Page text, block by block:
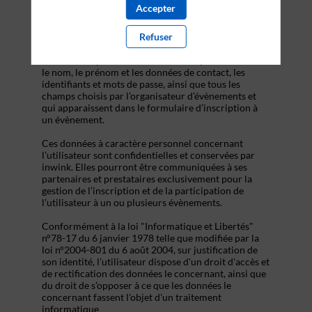
évènement, et de consulter les informations relatives
à l’organisation pratique et logistique d’un
le nom, le prénom et les données de contact, les
identifiants et mots de passe, ainsi que tous les
champs choisis par l’organisateur d’évènements et
qui apparaissent dans le formulaire d’inscription à
un évènement.
Ces données à caractère personnel concernant
l’utilisateur sont confidentielles et conservées par
inwink. Elles pourront être communiquées à ses
partenaires et prestataires exclusivement pour la
gestion de l’inscription et de la participation de
l’utilisateur à un ou plusieurs évènements.
Conformément à la loi "Informatique et Libertés"
n°78-17 du 6 janvier 1978 telle que modifiée par la
loi n°2004-801 du 6 août 2004, sur justification de
son identité, l’utilisateur dispose d'un droit d'accès et
de rectification des données le concernant, ainsi que
du droit de s’opposer à ce que les données le
concernant fassent l'objet d'un traitement
informatique
Accepter
Refuser